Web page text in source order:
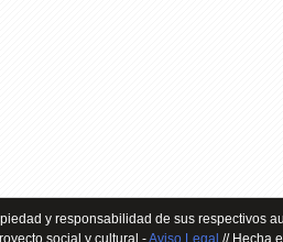
y responsabilidad de sus respectivos
social y cultural -Aviso Legal // Hecha